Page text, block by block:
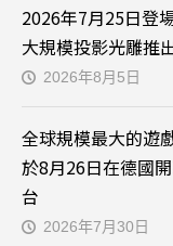
2026年7月25日登
大規模投影光雕推
2026年8月5日
全球規模最大的遊
於8月26日在德國
台
2026年7月30日